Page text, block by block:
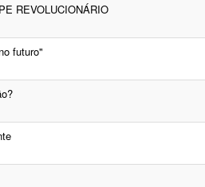
REVOLUCIONÁRIO
futuro"